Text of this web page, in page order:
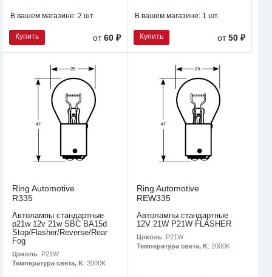
В вашем магазине: 2 шт.
Купить от60 ₽
В вашем магазине: 1 шт.
Купить от50 ₽
Ring Automotive
R335
Автолампы стандартные
p21w 12v 21w SBC BA15d
Stop/Flasher/Reverse/Rear
Fog
Цоколь: P21W
Температура света, K: 2000K
Ring Automotive
REW335
Автолампы стандартные
12V 21W P21W FLASHER
Цоколь: P21W
Температура света, K: 2000K